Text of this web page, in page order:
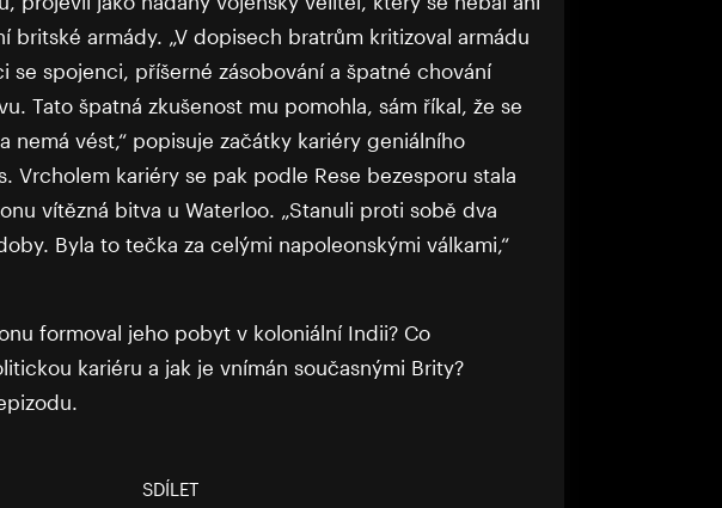
britské armády. „V dopisech bratrům kritizoval armádu
se spojenci, příšerné zásobování a špatné chování
Tato špatná zkušenost mu pomohla, sám říkal, že se
nemá vést,“ popisuje začátky kariéry geniálního
Vrcholem kariéry se pak podle Rese bezesporu stala
vítězná bitva u Waterloo. „Stanuli proti sobě dva
Byla to tečka za celými napoleonskými válkami,“
formoval jeho pobyt v koloniální Indii? Co
kariéru a jak je vnímán současnými Brity?
SDÍLET